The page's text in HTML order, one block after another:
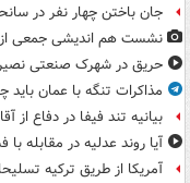
جان باختن چهار نفر در
نشست هم اندیشی جمعی از
حریق در شهرک صنعتی
مذاکرات تنگه با عمان باید
بیانیه تند فیفا در دفاع از
آیا روند عدلیه در مقابله
آمریکا از طریق ترکیه